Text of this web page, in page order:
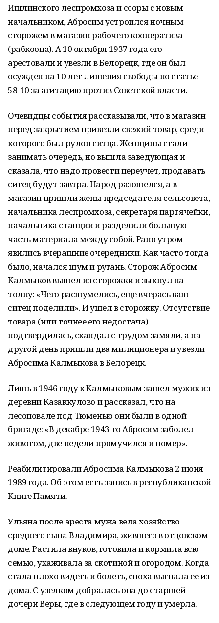
Ишлинского леспромхоза и ссоры с новым
начальником, Абросим устроился ночным
сторожем в магазин рабочего кооператива
(рабкоопа). А 10 октября 1937 года его
арестовали и увезли в Белорецк, где он был
осужден на 10 лет лишения свободы по статье
58-10 за агитацию против Советской власти.
Очевидцы события рассказывали, что в магазин
перед закрытием привезли свежий товар, среди
которого был рулон ситца. Женщины стали
занимать очередь, но вышла заведующая и
сказала, что надо провести переучет, продавать
ситец будут завтра. Народ разошелся, а в
магазин пришли жены председателя сельсовета,
начальника леспромхоза, секретаря партячейки,
начальника станции и разделили большую
часть материала между собой. Рано утром
явились вчерашние очередники. Как часто тогда
было, начался шум и ругань. Сторож Абросим
Калмыков вышел из сторожки и зыкнул на
толпу: «Чего расшумелись, еще вчерась ваш
ситец поделили». И ушел в сторожку. Отсутствие
товара (или точнее его недостача)
подтвердилась, скандал с трудом замяли, а на
другой день пришли два милиционера и увезли
Абросима Калмыкова в Белорецк.
Лишь в 1946 году к Калмыковым зашел мужик из
деревни Казаккулово и рассказал, что на
лесоповале под Тюменью они были в одной
бригаде: «В декабре 1943-го Абросим заболел
животом, две недели промучился и помер».
Реабилитировали Абросима Калмыкова 2 июня
1989 года. Об этом есть запись в республиканской
Книге Памяти.
Ульяна после ареста мужа вела хозяйство
среднего сына Владимира, жившего в отцовском
доме. Растила внуков, готовила и кормила всю
семью, ухаживала за скотиной и огородом. Когда
стала плохо видеть и болеть, сноха выгнала ее из
дома. С узелком добралась она до старшей
дочери Веры, где в следующем году и умерла.